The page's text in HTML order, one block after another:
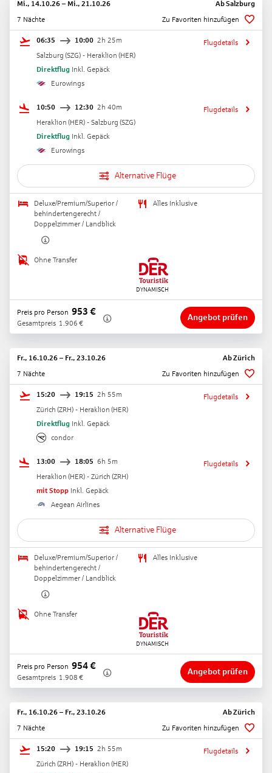
Mi., 14.10.26 – Mi., 21.10.26 AbSalzburg
7 Nächte
Zu Favoriten hinzufügen
06:35 10:00 2h 25m
Salzburg (SZG) - Heraklion (HER)
Direktflug Inkl. Gepäck
Eurowings
Flugdetails
10:50 12:30 2h 40m
Heraklion (HER) - Salzburg (SZG)
Direktflug Inkl. Gepäck
Eurowings
Flugdetails
Alternative Flüge
Deluxe/Premium/Superior /
behindertengerecht /
Doppelzimmer / Landblick
Alles Inklusive
Ohne Transfer
Preis pro Person 953 €
Gesamtpreis 1.906 €
Angebot prüfen
Fr., 16.10.26 – Fr., 23.10.26 AbZürich
7 Nächte
Zu Favoriten hinzufügen
15:20 19:15 2h 55m
Zürich (ZRH) - Heraklion (HER)
Direktflug Inkl. Gepäck
condor
Flugdetails
13:00 18:05 6h 5m
Heraklion (HER) - Zürich (ZRH)
mit Stopp Inkl. Gepäck
Aegean Airlines
Flugdetails
Alternative Flüge
Deluxe/Premium/Superior /
behindertengerecht /
Doppelzimmer / Landblick
Alles Inklusive
Ohne Transfer
Preis pro Person 954€
Gesamtpreis 1.908 €
Angebot prüfen
Fr., 16.10.26 – Fr., 23.10.26 AbZürich
7 Nächte
Zu Favoriten hinzufügen
15:20 19:15 2h 55m
Zürich (ZRH) - Heraklion (HER)
Flugdetails